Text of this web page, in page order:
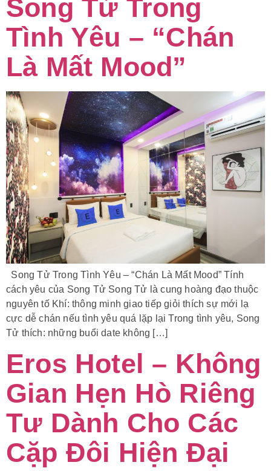
Song Tử Trong
Tình Yêu – “Chán
Là Mất Mood”
Song Tử Trong Tình Yêu – “Chán Là Mất Mood” Tính
cách yêu của Song Tử Song Tử là cung hoàng đạo thuộc
nguyên tố Khí: thông minh giao tiếp giỏi thích sự mới lạ
cực dễ chán nếu tình yêu quá lặp lại Trong tình yêu, Song
Tử thích: những buổi date không […]
Eros Hotel – Không
Gian Hẹn Hò Riêng
Tư Dành Cho Các
Cặp Đôi Hiện Đại